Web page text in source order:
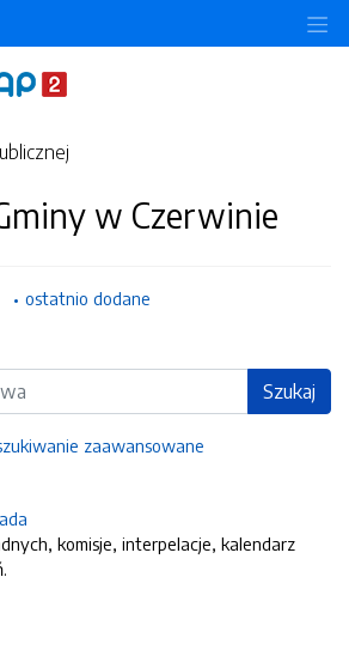
w Czerwinie
ostatnio dodane
Szukaj
zaawansowane
komisje, interpelacje, kalendarz